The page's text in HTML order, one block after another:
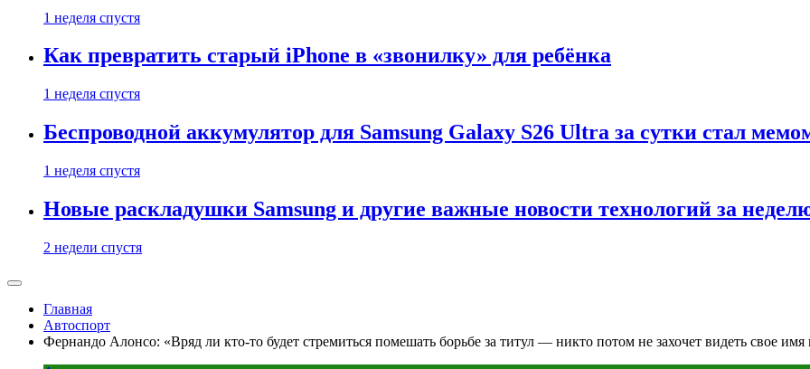
1 неделя спустя
Как превратить старый iPhone в «звонилку» для ребёнка
1 неделя спустя
Беспроводной аккумулятор для Samsung Galaxy S26 Ultra за сутки стал
1 неделя спустя
Новые раскладушки Samsung и другие важные новости технологий за
2 недели спустя
Главная
Автоспорт
Фернандо Алонсо: «Вряд ли кто-то будет стремиться помешать борьбе за титул — никто потом не захочет видеть свое